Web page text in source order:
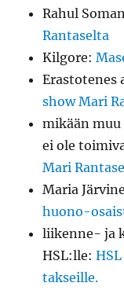
Rahul
Rantaselta
Kilgore:
Erastotenes
show Mari
mikään
ei ole
Mari
Maria
huono-
liikenne- ja
HSL:lle:
takseille.